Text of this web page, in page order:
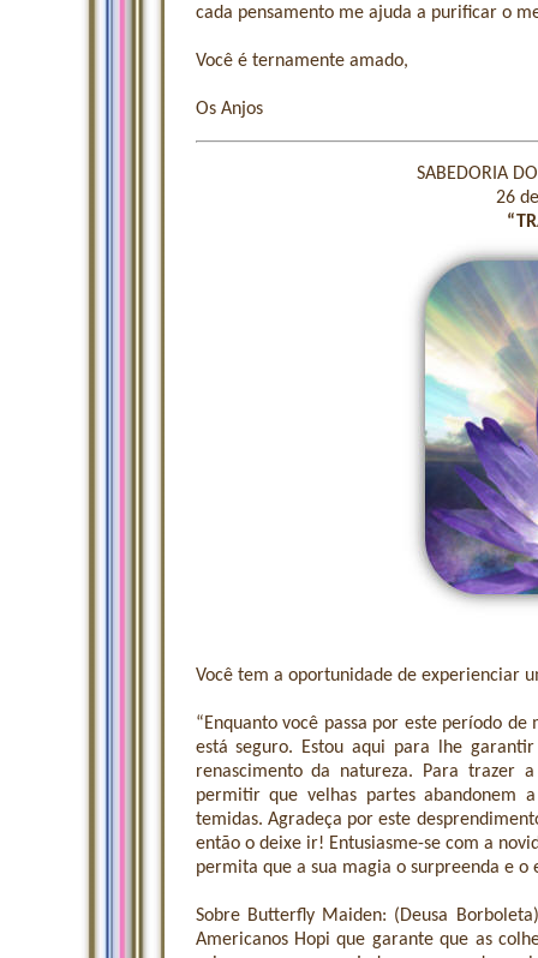
cada pensamento me ajuda a purificar o
Você é ternamente amado,
Os Anjos
SABEDORIA
26
Você tem a oportunidade de experienciar
“Enquanto você passa por este período
está seguro. Estou aqui para lhe
renascimento da natureza. Para trazer
permitir que velhas partes abandonem
temidas. Agradeça por este
então o deixe ir! Entusiasme-se com a
permita que a sua magia o surpreenda e o
Sobre Butterfly Maiden: (Deusa
Americanos Hopi que garante que as